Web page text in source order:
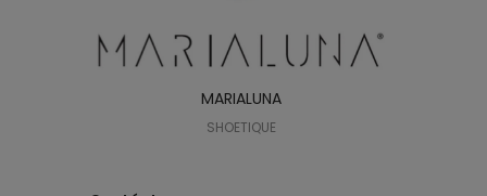
MARIALUNA
SHOETIQUE